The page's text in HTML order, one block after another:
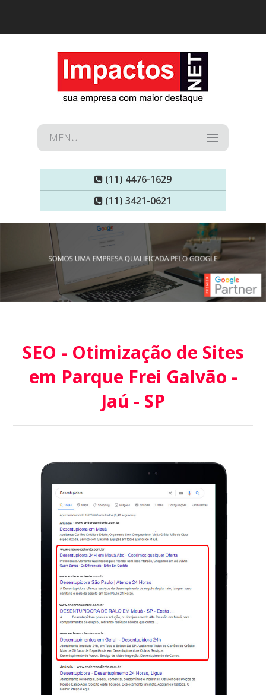
MENU
(11) 4476-1629
(11) 3421-0621
SEO - Otimização de Sites
em Parque Frei Galvão -
Jaú - SP